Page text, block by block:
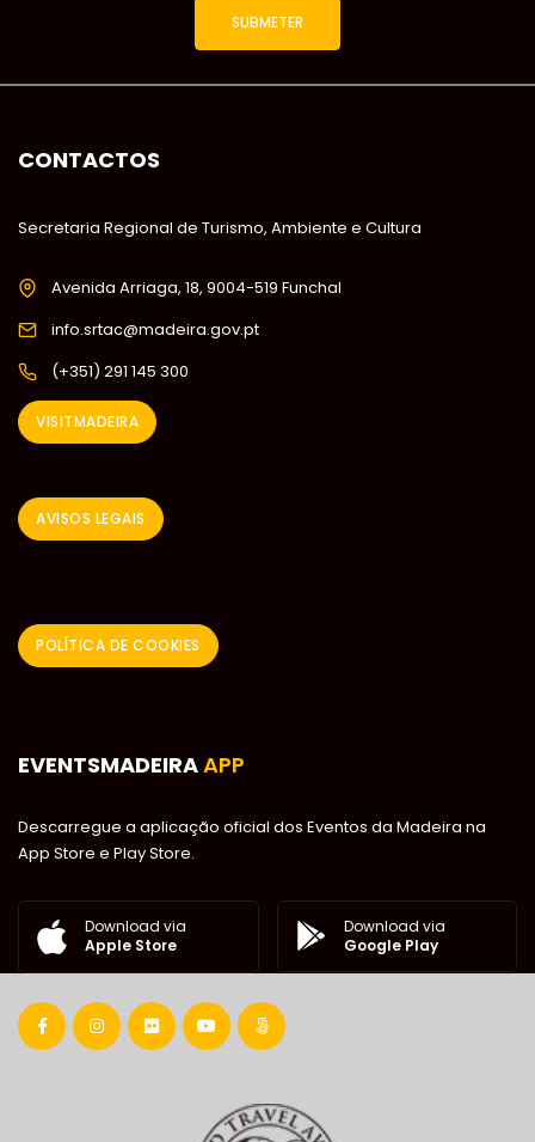
CONTACTOS
Secretaria Regional de Turismo, Ambiente e Cultura
Avenida Arriaga, 18, 9004-519 Funchal
info.srtac@madeira.gov.pt
(+351) 291 145 300
VISITMADEIRA
AVISOS LEGAIS
POLÍTICA DE COOKIES
EVENTSMADEIRAAPP
Descarregue a aplicação oficial dos Eventos da Madeira na
App Store e Play Store.
Download via
Apple Store
Download via
Google Play